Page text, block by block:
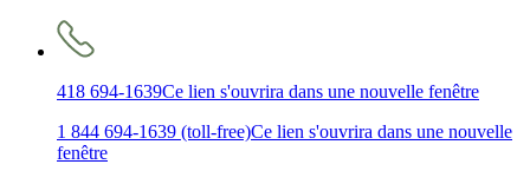
418 694-1639Ce lien s'ouvrira dans une nouvelle fenêtre
1 844 694-1639 (toll-free)Ce lien s'ouvrira dans une nouvelle
fenêtre